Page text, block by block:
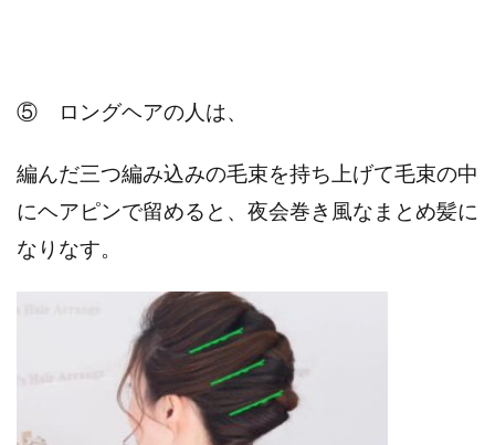
⑤ ロングヘアの人は、
編んだ三つ編み込みの毛束を持ち上げて毛束の中
にヘアピンで留めると、夜会巻き風なまとめ髪に
なりなす。